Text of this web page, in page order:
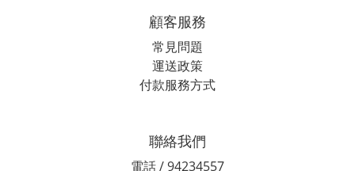
顧客服務
常見問題
運送政策
付款服務方式
聯絡我們
電話 / 94234557